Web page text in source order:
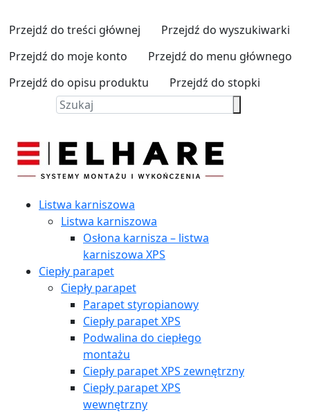
Przejdź do treści głównej
Przejdź do wyszukiwarki
Przejdź do moje konto
Przejdź do menu głównego
Przejdź do opisu produktu
Przejdź do stopki
Listwa karniszowa
Listwa karniszowa
Osłona karnisza – listwa
karniszowa XPS
Ciepły parapet
Ciepły parapet
Parapet styropianowy
Ciepły parapet XPS
Podwalina do ciepłego
montażu
Ciepły parapet XPS zewnętrzny
Ciepły parapet XPS
wewnętrzny